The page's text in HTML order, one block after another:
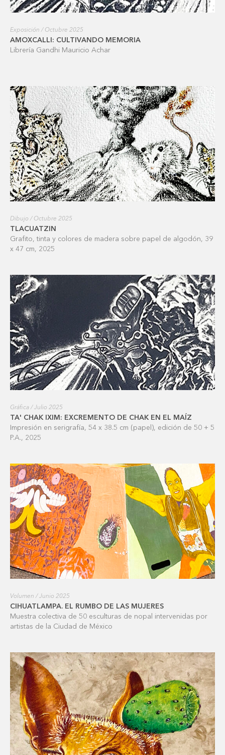
Exposición / Octubre 2025
AMOXCALLI: CULTIVANDO MEMORIA
Librería Gandhi Mauricio Achar
Dibujo / Octubre 2025
TLACUATZIN
Grafito, tinta y colores de madera sobre papel de algodón, 39
x 47 cm, 2025
Gráfica / Julio 2025
TA' CHAK IXIM: EXCREMENTO DE CHAK EN EL MAÍZ
Impresión en serigrafía, 54 x 38.5 cm (papel), edición de 50 + 5
P.A., 2025
Volumen / Junio 2025
CIHUATLAMPA. EL RUMBO DE LAS MUJERES
Muestra colectiva de 50 esculturas de nopal intervenidas por
artistas de la Ciudad de México